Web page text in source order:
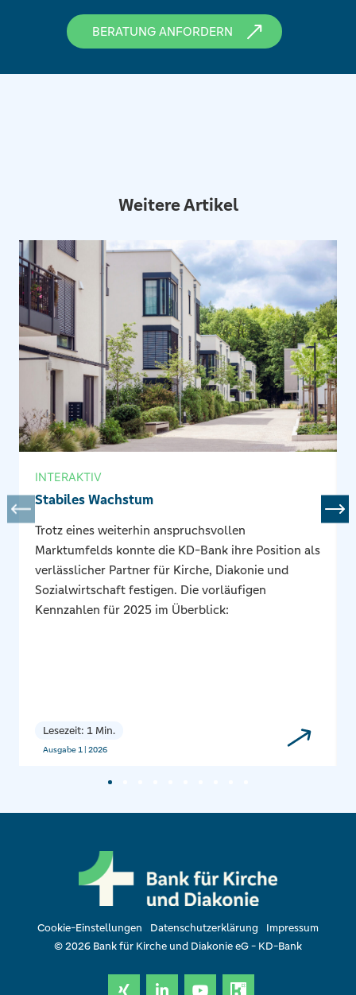
BERATUNG ANFORDERN
Weitere Artikel
INTERAKTIV
Stabiles Wachstum
Trotz eines weiterhin anspruchsvollen
Marktumfelds konnte die KD-Bank ihre Position als
verlässlicher Partner für Kirche, Diakonie und
Sozialwirtschaft festigen. Die vorläufigen
Kennzahlen für 2025 im Überblick:
Lesezeit: 1 Min.
Ausgabe 1 | 2026
Cookie-Einstellungen Datenschutzerklärung
Impressum
© 2026 Bank für Kirche und Diakonie eG - KD-Bank